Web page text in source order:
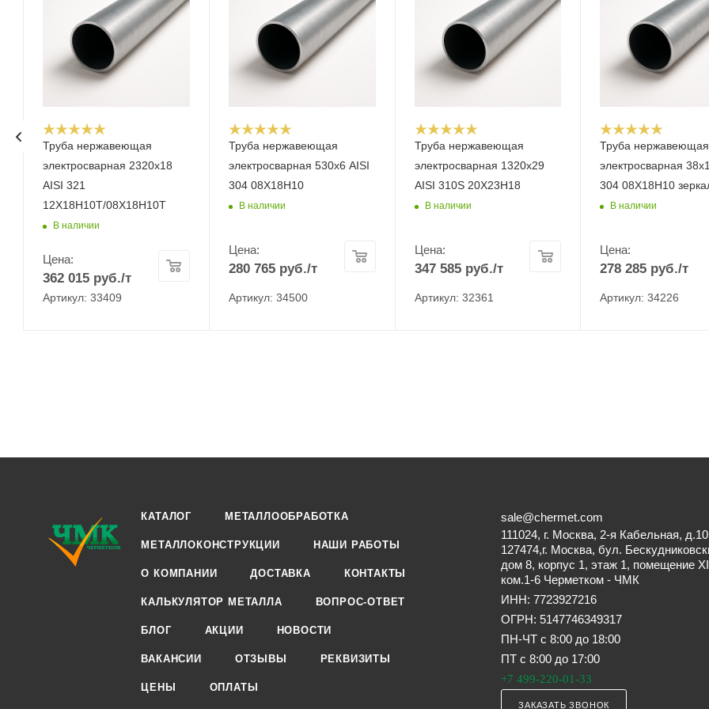
Труба нержавеющая
электросварная 2320х18
AISI 321
12Х18Н10Т/08Х18Н10Т
В наличии
Цена:
362 015 руб./т
Артикул: 33409
Труба нержавеющая
электросварная 530х6 AISI
304 08Х18Н10
В наличии
Цена:
280 765руб./т
Артикул: 34500
Труба нержавеющая
электросварная 1320х29
AISI 310S 20Х23Н18
В наличии
Цена:
347 585руб./т
Артикул: 32361
Труба нержавеющая
электросварная
304 08Х18Н10
В наличии
Цена:
278 285 руб./т
Артикул: 34226
КАТАЛОГ МЕТАЛЛООБРАБОТКА
МЕТАЛЛОКОНСТРУКЦИИ НАШИ РАБОТЫ
О КОМПАНИИ ДОСТАВКА КОНТАКТЫ
КАЛЬКУЛЯТОР МЕТАЛЛА ВОПРОС-ОТВЕТ
БЛОГ АКЦИИ НОВОСТИ
ВАКАНСИИ ОТЗЫВЫ РЕКВИЗИТЫ
ЦЕНЫ ОПЛАТЫ
sale@chermet.com
111024, г. Москва, 2-я Кабельная, д.10
127474,г. Москва, бул.
дом 8, корпус 1, этаж 1, помещение
ком.1-6 Черметком - ЧМК
ИНН: 7723927216
ОГРН: 5147746349317
ПН-ЧТ с 8:00 до 18:00
ПТ с 8:00 до 17:00
+7 499-220-01-33
ЗАКАЗАТЬ ЗВОНОК